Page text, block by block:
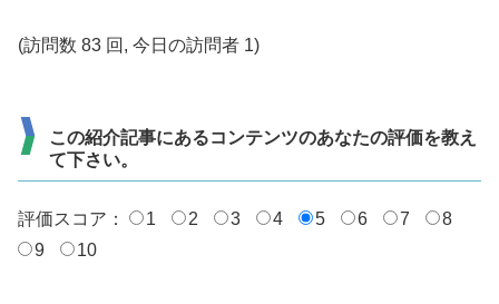
(訪問数 83 回, 今日の訪問者 1)
この紹介記事にあるコンテンツのあなたの評価を教え
て下さい。
評価スコア： 1 2 3 4 5 6 7
8
9
10